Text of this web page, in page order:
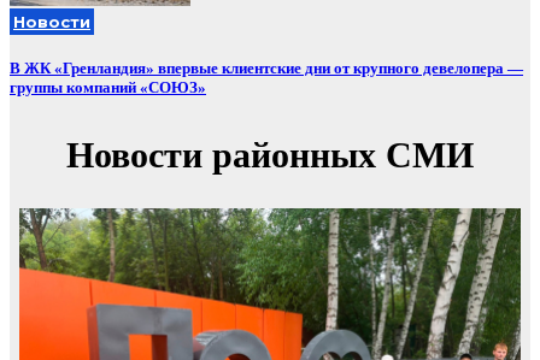
Новости
В ЖК «Гренландия» впервые клиентские дни от крупного девелопера —
группы компаний «СОЮЗ»